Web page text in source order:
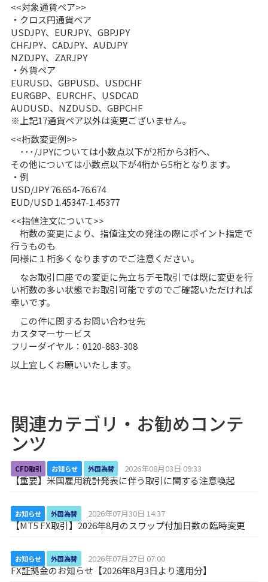
<<対象通貨ペア>>
・クロス円通貨ペア
USDJPY、EURJPY、GBPJPY
CHFJPY、CADJPY、AUDJPY
NZDJPY、ZARJPY
・外貨ペア
EURUSD、GBPUSD、USDCHF
EURGBP、EURCHF、USDCAD
AUDUSD、NZDUSD、GBPCHF
※上記17通貨ペア以外は変更ございません。
<<桁数変更例>>
･･･/JPYについては小数点以下が2桁から3桁へ、
その他については小数点以下が4桁から5桁となります。
・例
USD/JPY 76.654-76.674
EUD/USD 1.45347-1.45377
<<指値注文について>>
桁数の変更により、指値注文の発注の際にポイント指定で
行うものも
同様に１桁多くなりますのでご注意ください。
なお取引口座での変更に先立ちデモ取引では既に変更を行
い桁数の多い状態でお取引可能ですのでご確認いただければ
幸いです。
この件に関するお問い合わせ先
カスタマーサービス
フリーダイヤル：0120-883-308
以上宜しくお願いいたします。
関連カテゴリ・お勧めコンテ
ンツ
CFD取引 お知らせ 外国為替 2026年08月03日 09:33
【重要】米国雇用統計発表に伴う取引に関する注意喚起
お知らせ 外国為替 2026年07月30日 14:37
【MT5 FX取引】2026年8月のスワップ付加日数の臨時変更
お知らせ 外国為替 2026年07月27日 07:00
FX証拠金のお知らせ【2026年8月3日より適用分】